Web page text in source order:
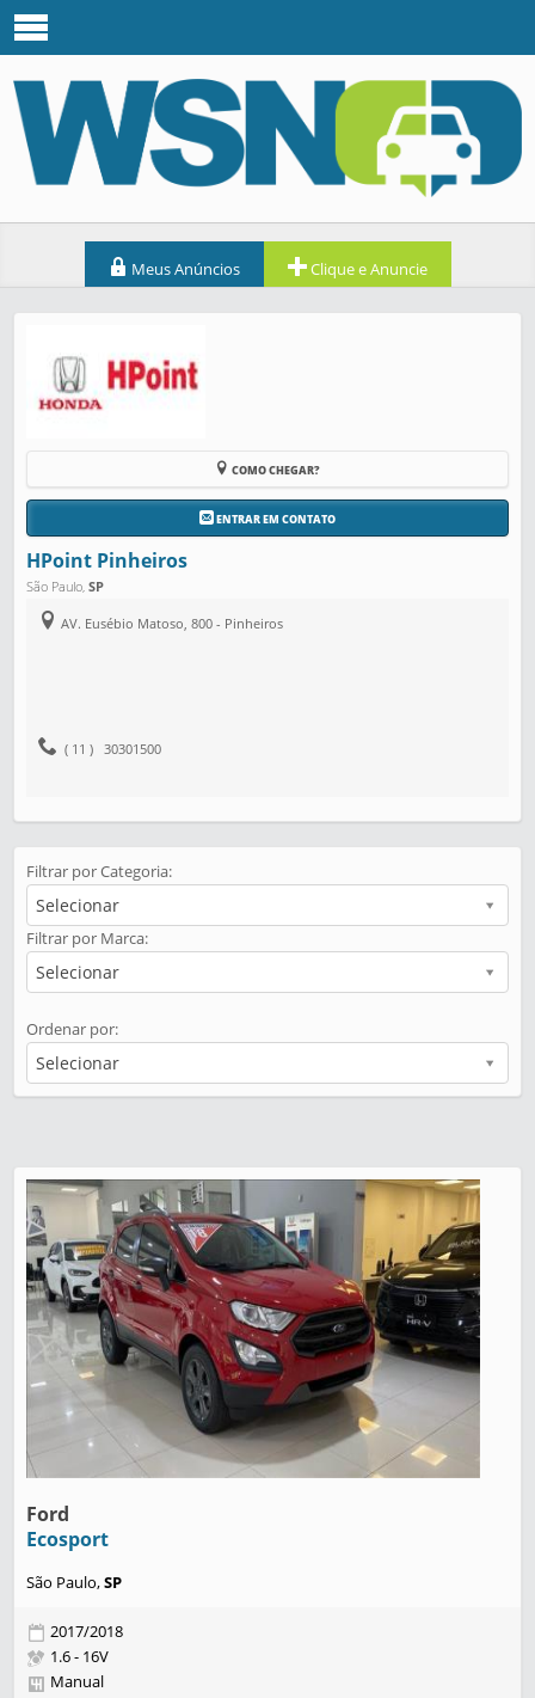
Meus Anúncios Clique e Anuncie
COMO CHEGAR?
ENTRAR EM CONTATO
HPoint Pinheiros
São Paulo,SP
AV. Eusébio Matoso, 800 - Pinheiros
( 11 ) 30301500
Filtrar por Categoria:
Selecionar
Filtrar por Marca:
Selecionar
Ordenar por:
Selecionar
Ford
Ecosport
São Paulo,SP
2017/2018
1.6 - 16V
Manual